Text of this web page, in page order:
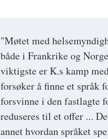
"Møtet med
både i Frankrike og
viktigste er K.s kamp
forsøker å finne et språk
forsvinne i den fastlagte
reduseres til et offer ...
annet hvordan språket